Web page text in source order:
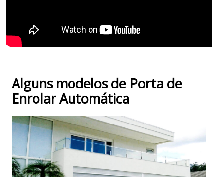
Alguns modelos de Porta de
Enrolar Automática